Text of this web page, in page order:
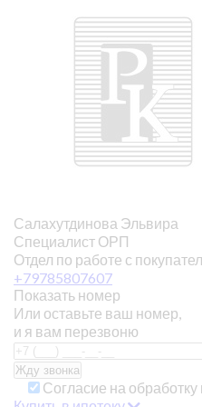
Салахутдинова Эльвира
Специалист ОРП
Отдел по работе с
+79785807607
Показать номер
Или оставьте ваш номер,
и я вам перезвоню
Согласие на